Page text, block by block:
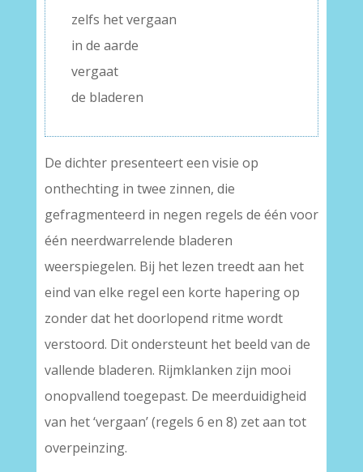
zelfs het vergaan
in de aarde
vergaat
de bladeren
De dichter presenteert een visie op
onthechting in twee zinnen, die
gefragmenteerd in negen regels de één voor
één neerdwarrelende bladeren
weerspiegelen. Bij het lezen treedt aan het
eind van elke regel een korte hapering op
zonder dat het doorlopend ritme wordt
verstoord. Dit ondersteunt het beeld van de
vallende bladeren. Rijmklanken zijn mooi
onopvallend toegepast. De meerduidigheid
van het ‘vergaan’ (regels 6 en 8) zet aan tot
overpeinzing.